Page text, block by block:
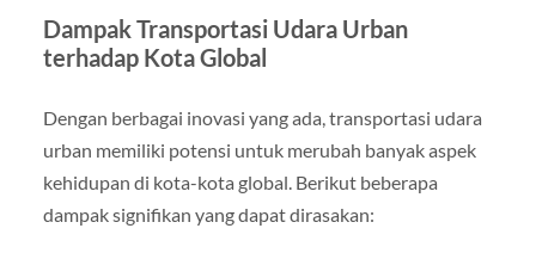
Dampak Transportasi Udara Urban
terhadap Kota Global
Dengan berbagai inovasi yang ada, transportasi udara
urban memiliki potensi untuk merubah banyak aspek
kehidupan di kota-kota global. Berikut beberapa
dampak signifikan yang dapat dirasakan: